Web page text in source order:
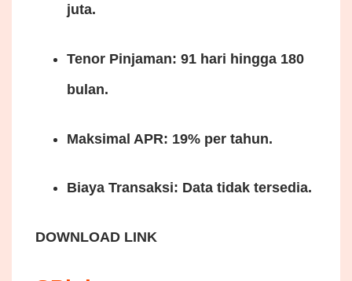
juta.
Tenor Pinjaman: 91 hari hingga 180
bulan.
Maksimal APR: 19% per tahun.
Biaya Transaksi: Data tidak tersedia.
DOWNLOAD LINK